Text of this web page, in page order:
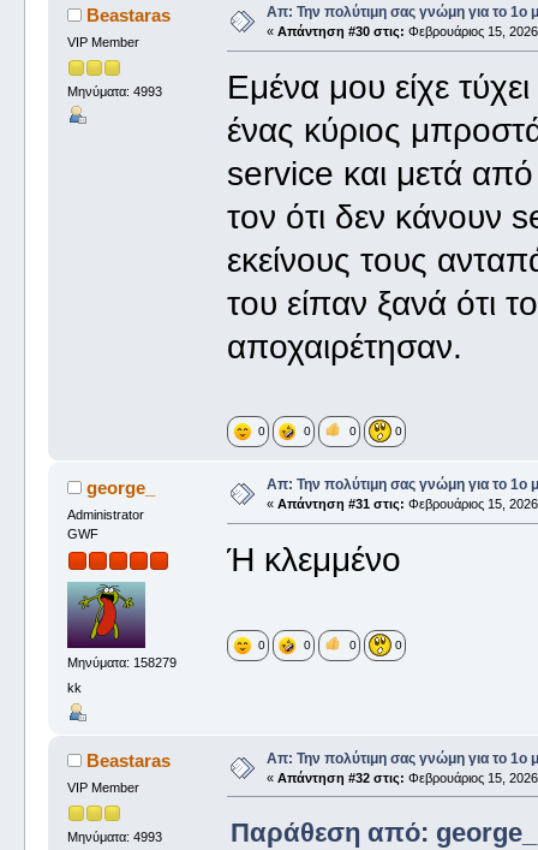
Beastaras
VIP Member
Μηνύματα: 4993
Απ: Την πολύτιμη σας γνώμη για το 1ο
« Απάντηση #30 στις: Φεβρουάριος 15,
Εμένα μου είχε
ένας κύριος
service και μετά
τον ότι δεν κάνουν
εκείνους τους
του είπαν ξανά ότι
αποχαιρέτησαν.
0 0 0 0
george_
Administrator
GWF
Μηνύματα: 158279
kk
Απ: Την πολύτιμη σας γνώμη για το 1ο
« Απάντηση #31 στις: Φεβρουάριος 15,
Ή κλεμμένο
0 0 0 0
Beastaras
VIP Member
Μηνύματα: 4993
Απ: Την πολύτιμη σας γνώμη για το 1ο
« Απάντηση #32 στις: Φεβρουάριος 15,
Παράθεση από: george_